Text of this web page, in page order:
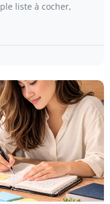
liste à cocher,